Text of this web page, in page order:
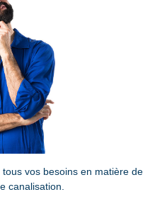
vos besoins en matière de
canalisation.